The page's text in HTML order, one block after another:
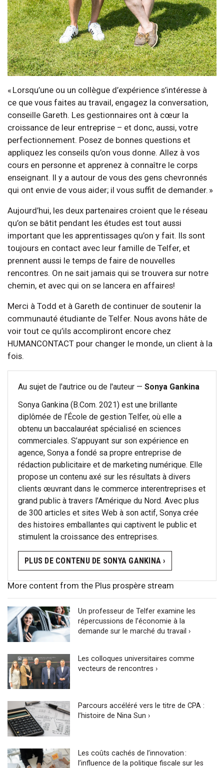
« Lorsqu’une ou un collègue d’expérience s’intéresse à
ce que vous faites au travail, engagez la conversation,
conseille Gareth. Les gestionnaires ont à cœur la
croissance de leur entreprise – et donc, aussi, votre
perfectionnement. Posez de bonnes questions et
appliquez les conseils qu’on vous donne. Allez à vos
cours en personne et apprenez à connaître le corps
enseignant. Il y a autour de vous des gens chevronnés
qui ont envie de vous aider; il vous suffit de demander. »
Aujourd’hui, les deux partenaires croient que le réseau
qu’on se bâtit pendant les études est tout aussi
important que les apprentissages qu’on y fait. Ils sont
toujours en contact avec leur famille de Telfer, et
prennent aussi le temps de faire de nouvelles
rencontres. On ne sait jamais qui se trouvera sur notre
chemin, et avec qui on se lancera en affaires!
Merci à Todd et à Gareth de continuer de soutenir la
communauté étudiante de Telfer. Nous avons hâte de
voir tout ce qu’ils accompliront encore chez
HUMANCONTACT pour changer le monde, un client à la
fois.
Au sujet de l'autrice ou de l'auteur — Sonya Gankina
Sonya Gankina (B.Com. 2021) est une brillante
diplômée de l’École de gestion Telfer, où elle a
obtenu un baccalauréat spécialisé en sciences
commerciales. S’appuyant sur son expérience en
agence, Sonya a fondé sa propre entreprise de
rédaction publicitaire et de marketing numérique. Elle
propose un contenu axé sur les résultats à divers
clients œuvrant dans le commerce interentreprises et
grand public à travers l’Amérique du Nord. Avec plus
de 300 articles et sites Web à son actif, Sonya crée
des histoires emballantes qui captivent le public et
stimulent la croissance des entreprises.
PLUS DE CONTENU DE SONYA GANKINA ›
More content from the Plus prospère stream
Un professeur de Telfer examine les
répercussions de l’économie à la
demande sur le marché du travail ›
Les colloques universitaires comme
vecteurs de rencontres ›
Parcours accéléré vers le titre de CPA :
l’histoire de Nina Sun ›
Les coûts cachés de l’innovation :
l’influence de la politique fiscale sur les